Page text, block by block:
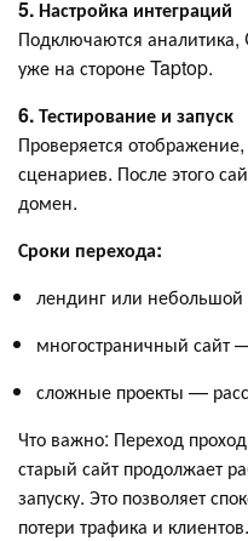
5. Настройка интеграций
Подключаются
уже на стороне Taptop.
6. Тестирование и запуск
Проверяется отображение,
сценариев. После этого
домен.
Сроки перехода:
лендинг или небольшой
многостраничный сайт
сложные проекты —
Что важно: Переход
старый сайт продолжает
запуску. Это позволяет
потери трафика и клиентов.